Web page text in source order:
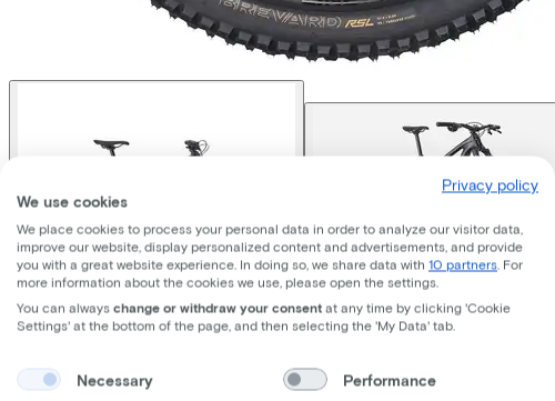
Privacy policy
We use cookies
We place cookies to process your personal data in order to analyze our visitor data,
improve our website, display personalized content and advertisements, and provide
you with a great website experience. In doing so, we share data with 10 partners . For
more information about the cookies we use, please open the settings.
You can always change or withdraw your consent at any time by clicking 'Cookie
Settings' at the bottom of the page, and then selecting the 'My Data' tab.
Necessary Performance